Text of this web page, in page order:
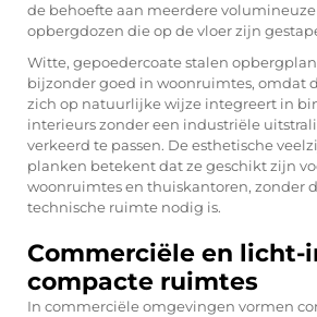
de behoefte aan meerdere
opbergdozen die op de vloer zijn
Witte, gepoedercoate stalen
bijzonder goed in woonruimtes, omdat
zich op natuurlijke wijze integreert in
interieurs zonder een industriële
verkeerd te passen. De esthetische
planken betekent dat ze geschikt zijn
woonruimtes en thuiskantoren, zonder
technische ruimte nodig is.
Commerciële en licht-
compacte ruimtes
In commerciële omgevingen vormen